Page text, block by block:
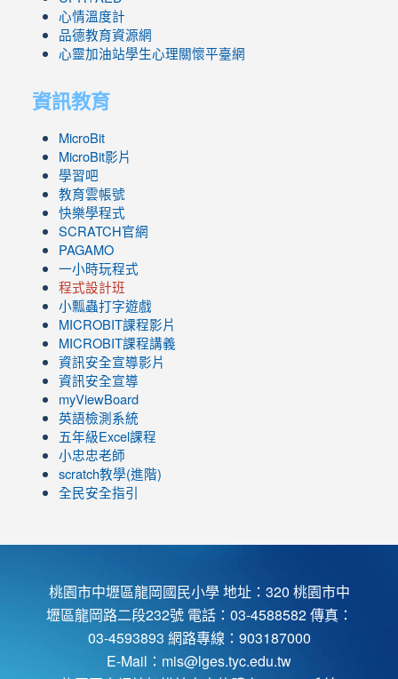
心情溫度計
品德教育資源網
心靈加油站學生心理關懷平臺網
資訊教育
MicroBit
MicroBit影片
學習吧
教育雲帳號
快樂學程式
SCRATCH官網
PAGAMO
一小時玩程式
程式設計班
小瓢蟲打字遊戲
link
to
https://www.youtube.com/channel/UC8LghzcV5-
ZBGmXwlbUndNA/videos?
view=0&sort=dd&shelf_id=0
MICROBIT課程影片
link
to
https://www.youtube.com/channel/UC8LghzcV5-
ZBGmXwlbUndNA/videos?
view=0&sort=dd&shelf_id=0
MICROBIT課程講義
資訊安全宣導影片
資訊安全宣導
myViewBoard
英語檢測系統
五年級Excel課程
小忠忠老師
scratch教學(進階)
全民安全指引
桃園市中壢區龍岡國民小學 地址：320 桃園市中
壢區龍岡路二段232號 電話：03-4588582 傳真：
03-4593893 網路專線：903187000
E-Mail： mis@lges.tyc.edu.tw